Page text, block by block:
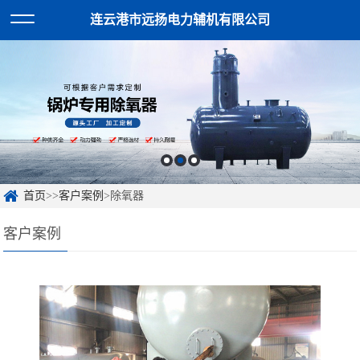
连云港市远扬电力辅机有限公司
首页>>客户案例>除氧器
客户案例